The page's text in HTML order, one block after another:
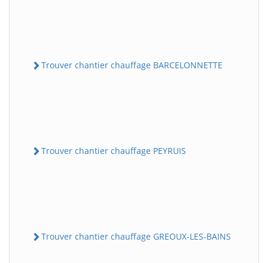
Trouver chantier chauffage BARCELONNETTE
Trouver chantier chauffage PEYRUIS
Trouver chantier chauffage GREOUX-LES-BAINS